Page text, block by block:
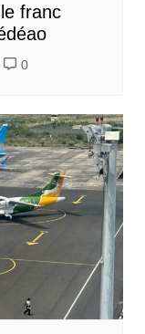
franc
0